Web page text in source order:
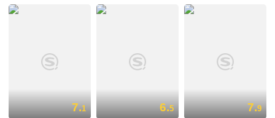
7.1 6.5 7.9